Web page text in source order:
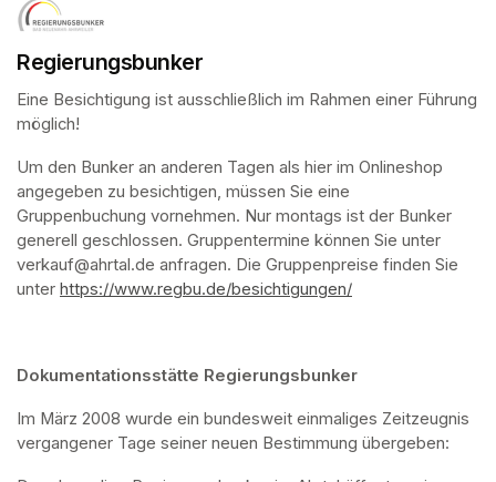
Regierungsbunker
Eine Besichtigung ist ausschließlich im Rahmen einer Führung
möglich!
Um den Bunker an anderen Tagen als hier im Onlineshop
angegeben zu besichtigen, müssen Sie eine
Gruppenbuchung vornehmen. Nur montags ist der Bunker
generell geschlossen. Gruppentermine können Sie unter
verkauf@ahrtal.de anfragen. Die Gruppenpreise finden Sie
unter https://www.regbu.de/besichtigungen/
Dokumentationsstätte Regierungsbunker
Im März 2008 wurde ein bundesweit einmaliges Zeitzeugnis
vergangener Tage seiner neuen Bestimmung übergeben: